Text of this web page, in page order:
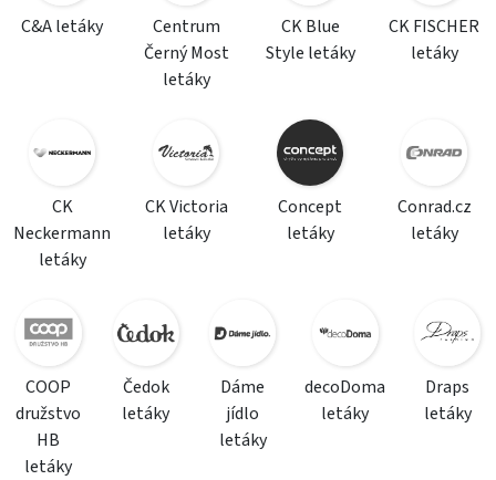
C&A letáky
Centrum
Černý Most
letáky
CK Blue
Style letáky
CK FISCHER
letáky
CK
Neckermann
letáky
CK Victoria
letáky
Concept
letáky
Conrad.cz
letáky
COOP
družstvo
HB
letáky
Čedok
letáky
Dáme
jídlo
letáky
decoDoma
letáky
Draps
letáky